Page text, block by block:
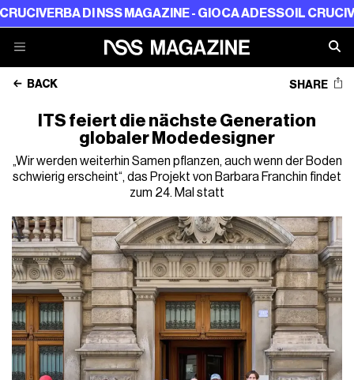
DI NSS MAGAZINE - GIOCA ADESSOIL CRUCIVERBA DI
BACK SHARE
ITS feiert die nächste Generation
globaler Modedesigner
„Wir werden weiterhin Samen pflanzen, auch wenn der Boden
schwierig erscheint“, das Projekt von Barbara Franchin findet
zum 24. Mal statt